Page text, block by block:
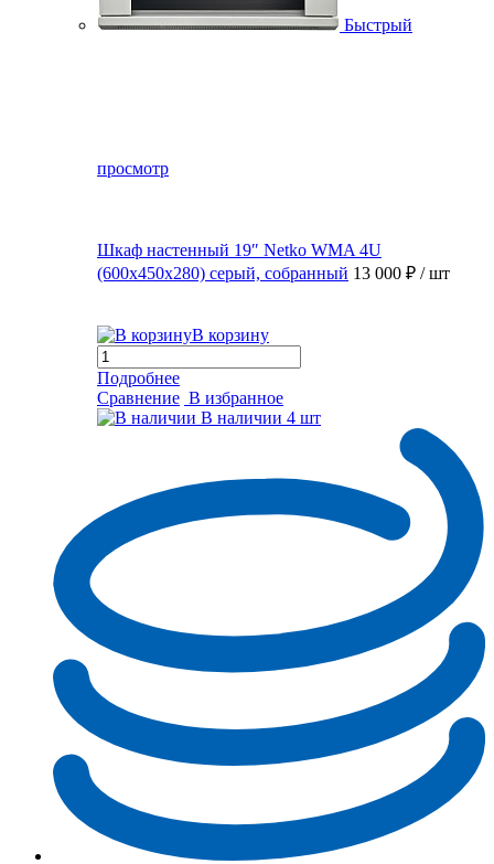
Быстрый
просмотр
Шкаф настенный 19″ Netko WMA 4U
(600x450x280) серый, собранный 13 000 ₽ / шт
В корзину
Подробнее
Сравнение В избранное
В наличии 4 шт